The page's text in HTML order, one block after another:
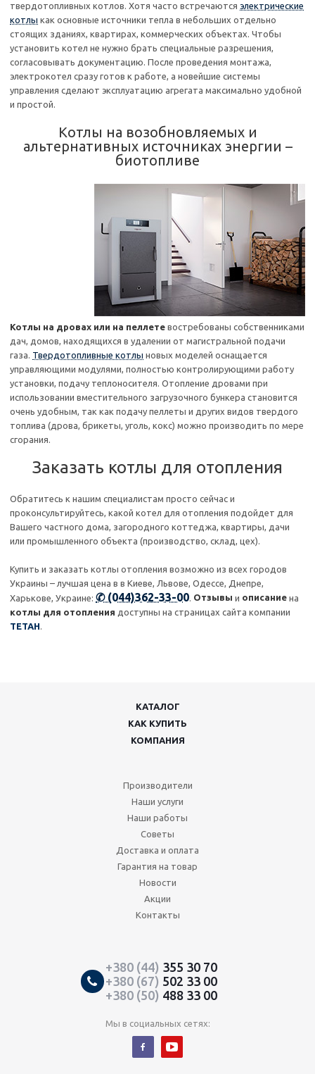
твердотопливных котлов. Хотя часто встречаются электрические
котлы как основные источники тепла в небольших отдельно
стоящих зданиях, квартирах, коммерческих объектах. Чтобы
установить котел не нужно брать специальные разрешения,
согласовывать документацию. После проведения монтажа,
электрокотел сразу готов к работе, а новейшие системы
управления сделают эксплуатацию агрегата максимально удобной
и простой.
Котлы на возобновляемых и
альтернативных источниках энергии –
биотопливе
Котлы на дровах или на пеллете востребованы собственниками
дач, домов, находящихся в удалении от магистральной подачи
газа. Твердотопливные котлы новых моделей оснащается
управляющими модулями, полностью контролирующими работу
установки, подачу теплоносителя. Отопление дровами при
использовании вместительного загрузочного бункера становится
очень удобным, так как подачу пеллеты и других видов твердого
топлива (дрова, брикеты, уголь, кокс) можно производить по мере
сгорания.
Заказать котлы для отопления
Обратитесь к нашим специалистам просто сейчас и
проконсультируйтесь, какой котел для отопления подойдет для
Вашего частного дома, загородного коттеджа, квартиры, дачи
или промышленного объекта (производство, склад, цех).
Купить и заказать котлы отопления возможно из всех городов
Украины – лучшая цена в в Киеве, Львове, Одессе, Днепре,
Харькове, Украине: ✆ (044)362-33-00. Отзывы и описание на
котлы для отопления доступны на страницах сайта компании
ТЕТАН.
КАТАЛОГ
КАК КУПИТЬ
КОМПАНИЯ
Производители
Наши услуги
Наши работы
Советы
Доставка и оплата
Гарантия на товар
Новости
Акции
Контакты
+380 (44) 355 30 70
+380 (67) 502 33 00
+380 (50) 488 33 00
Мы в социальных сетях: